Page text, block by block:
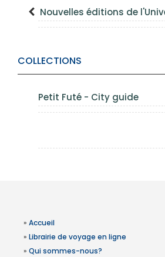
Nouvelles éditions de
COLLECTIONS
Petit Futé - City guide
» Accueil
» Librairie de voyage en ligne
» Qui sommes-nous?